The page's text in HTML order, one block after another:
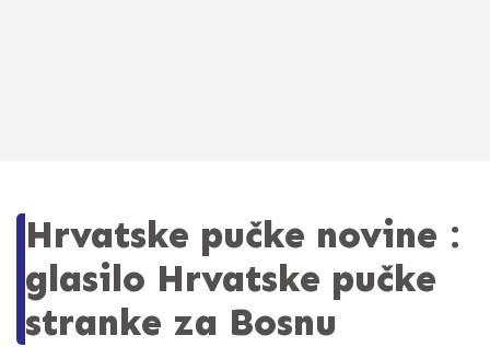
Hrvatske pučke novine :
glasilo Hrvatske pučke
stranke za Bosnu